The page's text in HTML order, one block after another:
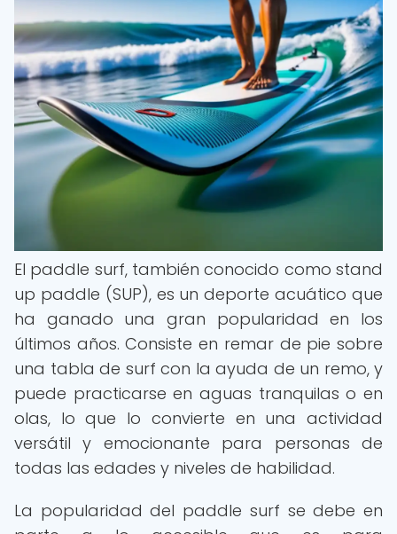
El paddle surf, también conocido como stand
up paddle (SUP), es un deporte acuático que
ha ganado una gran popularidad en los
últimos años. Consiste en remar de pie sobre
una tabla de surf con la ayuda de un remo, y
puede practicarse en aguas tranquilas o en
olas, lo que lo convierte en una actividad
versátil y emocionante para personas de
todas las edades y niveles de habilidad.
La popularidad del paddle surf se debe en